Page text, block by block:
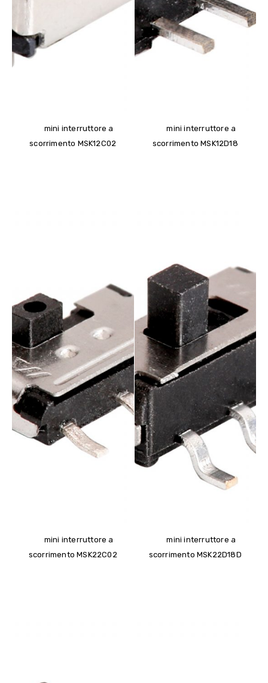
mini interruttore a
scorrimento MSK12C02
mini interruttore a
scorrimento MSK12D18
mini interruttore a
scorrimento MSK22C02
mini interruttore a
scorrimento MSK22D18D